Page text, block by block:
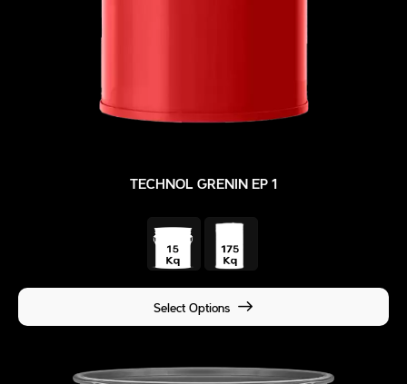
TECHNOL GRENIN EP 1
Select Options